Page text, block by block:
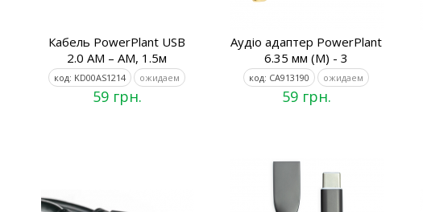
Кабель PowerPlant USB
2.0 AM – AM, 1.5м
код: KD00AS1214 ожидаем
59 грн.
Аудіо адаптер PowerPlant
6.35 мм (M) - 3
код: CA913190 ожидаем
59 грн.